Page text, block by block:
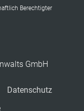
Berechtigter
GmbH
Datenschutz